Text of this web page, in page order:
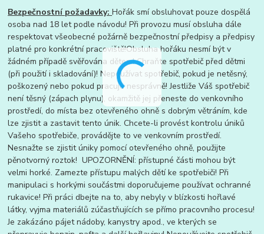
Bezpečnostní požadavky: Hořák smí obsluhovat pouze dospělá
osoba nad 18 let podle návodu! Při provozu musí obsluha dále
respektovat všeobecné požárně bezpečnostní předpisy a předpisy
platné pro konkrétní pracoviště!Obsluha hořáku nesmí být v
žádném případě svěřována dětem! Chraňte spotřebič před dětmi
(při použití i skladování)! Nepoužívat spotřebič, pokud je netěsný,
poškozený nebo pokud pracuje nesprávně! Jestliže Váš spotřebič
není těsný (zápach plynu), okamžitě jej přeneste do venkovního
prostředí, do místa bez otevřeného ohně s dobrým větráním, kde
lze zjistit a zastavit tento únik. Chcete-li provést kontrolu úniků
Vašeho spotřebiče, provádějte to ve venkovním prostředí.
Nesnažte se zjistit úniky pomocí otevřeného ohně, použijte
pěnotvorný roztok! UPOZORNĚNÍ: přístupné části mohou být
velmi horké. Zamezte přístupu malých dětí ke spotřebiči! Při
manipulaci s horkými součástmi doporučujeme používat ochranné
rukavice! Při práci dbejte na to, aby nebyly v blízkosti hořlavé
látky, vyjma materiálů zúčastňujících se přímo pracovního procesu!
Je zakázáno pájet nádoby, kanystry apod., ve kterých se